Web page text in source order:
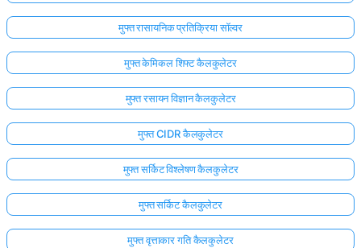
मुफ्त रासायनिक प्रतिक्रिया सॉल्वर
मुफ्त केमिकल शिफ्ट कैलकुलेटर
मुफ्त रसायन विज्ञान कैलकुलेटर
मुफ्त CIDR कैलकुलेटर
मुफ्त सर्किट विश्लेषण कैलकुलेटर
मुफ्त सर्किट कैलकुलेटर
मुफ्त वृत्ताकार गति कैलकुलेटर